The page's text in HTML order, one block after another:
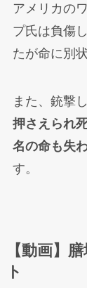
アメリカの
プ氏は負傷
たが命に別
また、銃撃
押さえられ
名の命も失
す。
【動画】
ト